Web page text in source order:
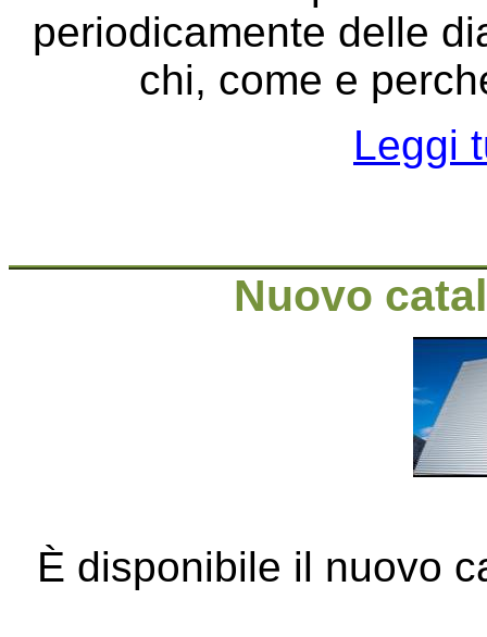
periodicamente delle
chi, come e
Leggi
Nuovo
È disponibile il nuovo